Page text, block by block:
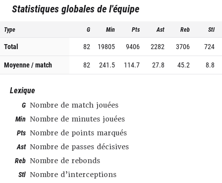
Statistiques globales de l'équipe
Type G Min Pts Ast Reb Stl
Total 82 19805 9406 2282 3706
724
Moyenne / match
82 241.5 114.7 27.8 45.2 8.8
Lexique
G Nombre de match jouées
Min Nombre de minutes jouées
Pts Nombre de points marqués
Ast Nombre de passes décisives
Reb Nombre de rebonds
Stl Nombre d’interceptions